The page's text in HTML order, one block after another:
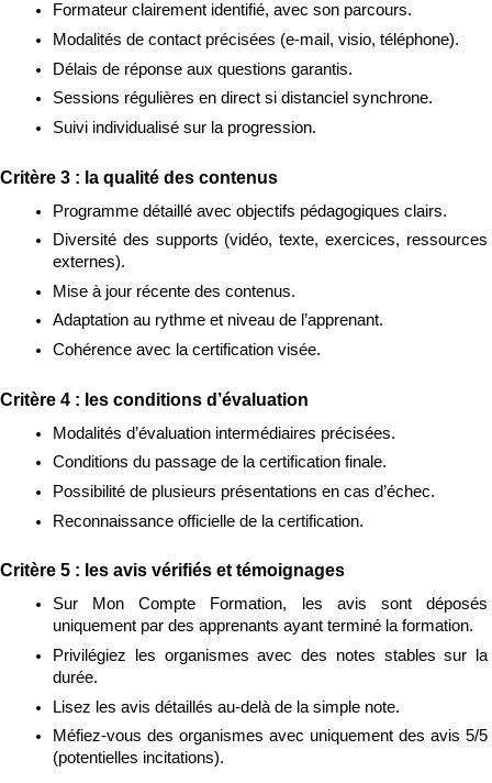
Formateur clairement identifié, avec son parcours.
Modalités de contact précisées (e-mail, visio, téléphone).
Délais de réponse aux questions garantis.
Sessions régulières en direct si distanciel synchrone.
Suivi individualisé sur la progression.
Critère 3 : la qualité des contenus
Programme détaillé avec objectifs pédagogiques clairs.
Diversité des supports (vidéo, texte, exercices, ressources
externes).
Mise à jour récente des contenus.
Adaptation au rythme et niveau de l’apprenant.
Cohérence avec la certification visée.
Critère 4 : les conditions d’évaluation
Modalités d’évaluation intermédiaires précisées.
Conditions du passage de la certification finale.
Possibilité de plusieurs présentations en cas d’échec.
Reconnaissance officielle de la certification.
Critère 5 : les avis vérifiés et témoignages
Sur Mon Compte Formation, les avis sont déposés
uniquement par des apprenants ayant terminé la formation.
Privilégiez les organismes avec des notes stables sur la
durée.
Lisez les avis détaillés au-delà de la simple note.
Méfiez-vous des organismes avec uniquement des avis 5/5
(potentielles incitations).